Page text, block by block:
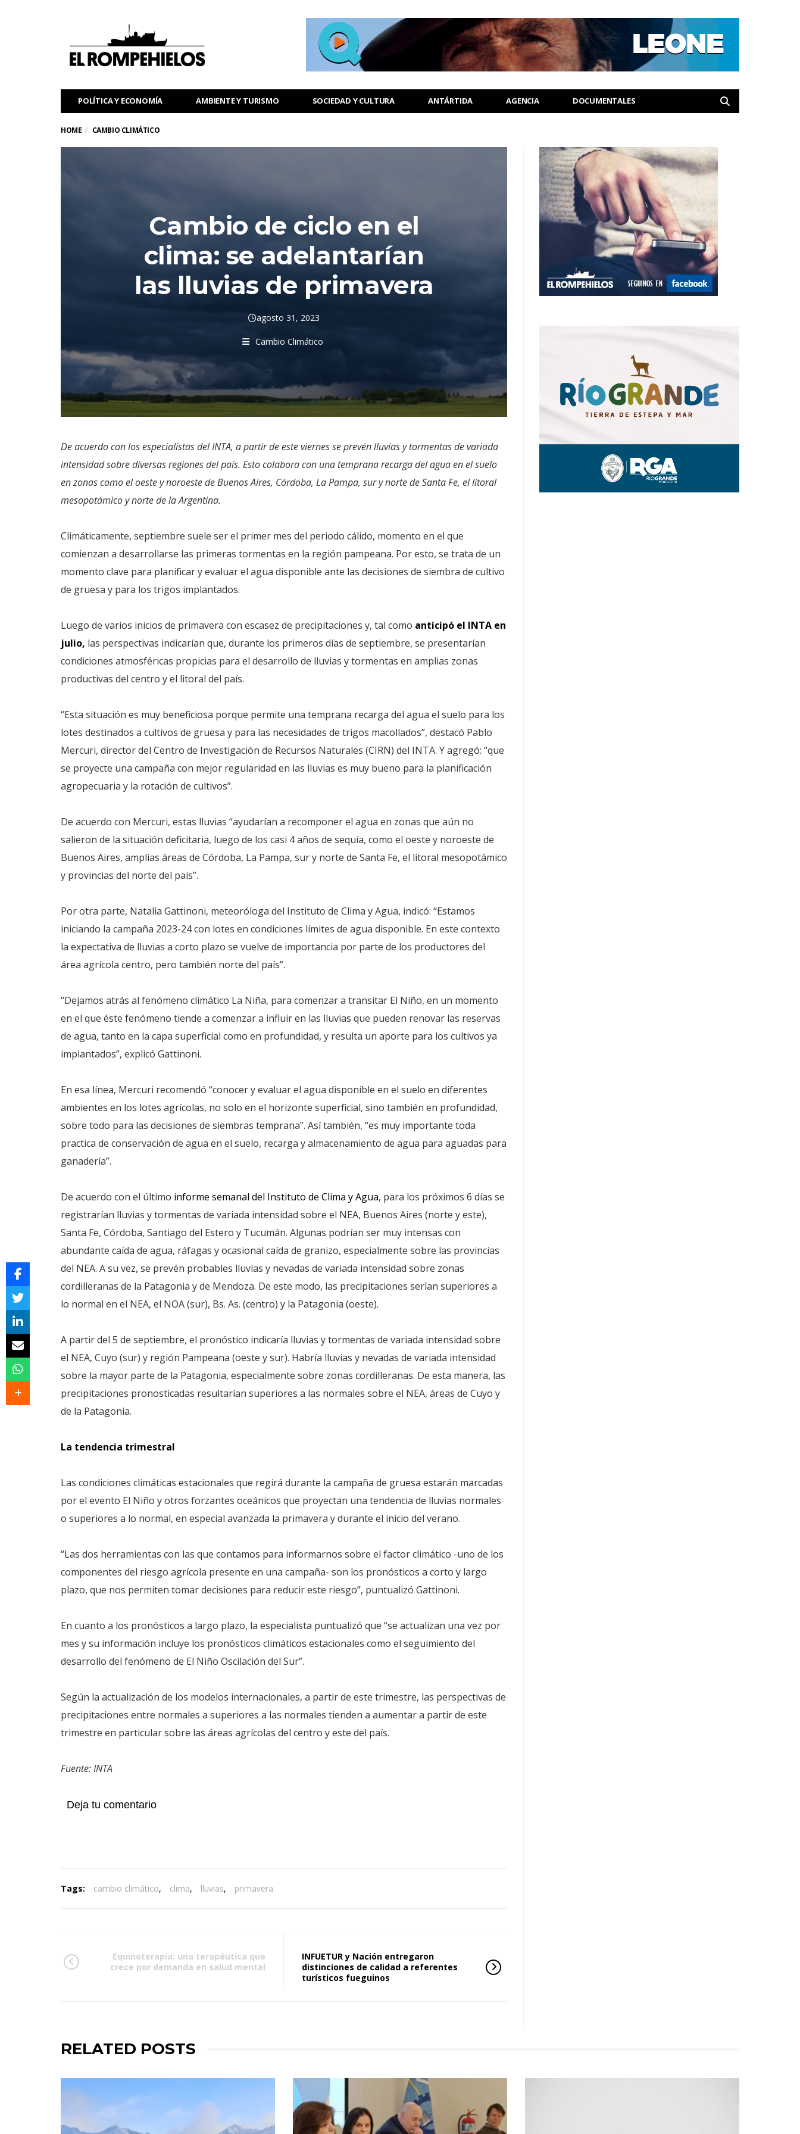
POLÍTICA Y ECONOMÍA AMBIENTE Y TURISMO SOCIEDAD Y CULTURA ANTÁRTIDA AGENCIA DOCUMENTALES
HOME CAMBIO CLIMÁTICO
Cambio de ciclo en el
clima: se adelantarían
las lluvias de primavera
agosto 31, 2023
Cambio Climático
De acuerdo con los especialistas del INTA, a partir de este viernes se prevén lluvias y tormentas de variada
intensidad sobre diversas regiones del país. Esto colabora con una temprana recarga del agua en el suelo
en zonas como el oeste y noroeste de Buenos Aires, Córdoba, La Pampa, sur y norte de Santa Fe, el litoral
mesopotámico y norte de la Argentina.
Climáticamente, septiembre suele ser el primer mes del periodo cálido, momento en el que
comienzan a desarrollarse las primeras tormentas en la región pampeana. Por esto, se trata de un
momento clave para planificar y evaluar el agua disponible ante las decisiones de siembra de cultivo
de gruesa y para los trigos implantados.
Luego de varios inicios de primavera con escasez de precipitaciones y, tal como anticipó el INTA en
julio, las perspectivas indicarían que, durante los primeros días de septiembre, se presentarían
condiciones atmosféricas propicias para el desarrollo de lluvias y tormentas en amplias zonas
productivas del centro y el litoral del país.
“Esta situación es muy beneficiosa porque permite una temprana recarga del agua el suelo para los
lotes destinados a cultivos de gruesa y para las necesidades de trigos macollados”, destacó Pablo
Mercuri, director del Centro de Investigación de Recursos Naturales (CIRN) del INTA. Y agregó: “que
se proyecte una campaña con mejor regularidad en las lluvias es muy bueno para la planificación
agropecuaria y la rotación de cultivos”.
De acuerdo con Mercuri, estas lluvias “ayudarían a recomponer el agua en zonas que aún no
salieron de la situación deficitaria, luego de los casi 4 años de sequía, como el oeste y noroeste de
Buenos Aires, amplias áreas de Córdoba, La Pampa, sur y norte de Santa Fe, el litoral mesopotámico
y provincias del norte del país”.
Por otra parte, Natalia Gattinoni, meteoróloga del Instituto de Clima y Agua, indicó: “Estamos
iniciando la campaña 2023-24 con lotes en condiciones límites de agua disponible. En este contexto
la expectativa de lluvias a corto plazo se vuelve de importancia por parte de los productores del
área agrícola centro, pero también norte del país”.
“Dejamos atrás al fenómeno climático La Niña, para comenzar a transitar El Niño, en un momento
en el que éste fenómeno tiende a comenzar a influir en las lluvias que pueden renovar las reservas
de agua, tanto en la capa superficial como en profundidad, y resulta un aporte para los cultivos ya
implantados”, explicó Gattinoni.
En esa línea, Mercuri recomendó “conocer y evaluar el agua disponible en el suelo en diferentes
ambientes en los lotes agrícolas, no solo en el horizonte superficial, sino también en profundidad,
sobre todo para las decisiones de siembras temprana”. Así también, “es muy importante toda
practica de conservación de agua en el suelo, recarga y almacenamiento de agua para aguadas para
ganadería”.
De acuerdo con el último informe semanal del Instituto de Clima y Agua, para los próximos 6 días se
registrarían lluvias y tormentas de variada intensidad sobre el NEA, Buenos Aires (norte y este),
Santa Fe, Córdoba, Santiago del Estero y Tucumán. Algunas podrían ser muy intensas con
abundante caída de agua, ráfagas y ocasional caída de granizo, especialmente sobre las provincias
del NEA. A su vez, se prevén probables lluvias y nevadas de variada intensidad sobre zonas
cordilleranas de la Patagonia y de Mendoza. De este modo, las precipitaciones serían superiores a
lo normal en el NEA, el NOA (sur), Bs. As. (centro) y la Patagonia (oeste).
A partir del 5 de septiembre, el pronóstico indicaría lluvias y tormentas de variada intensidad sobre
el NEA, Cuyo (sur) y región Pampeana (oeste y sur). Habría lluvias y nevadas de variada intensidad
sobre la mayor parte de la Patagonia, especialmente sobre zonas cordilleranas. De esta manera, las
precipitaciones pronosticadas resultarían superiores a las normales sobre el NEA, áreas de Cuyo y
de la Patagonia.
La tendencia trimestral
Las condiciones climáticas estacionales que regirá durante la campaña de gruesa estarán marcadas
por el evento El Niño y otros forzantes oceánicos que proyectan una tendencia de lluvias normales
o superiores a lo normal, en especial avanzada la primavera y durante el inicio del verano.
“Las dos herramientas con las que contamos para informarnos sobre el factor climático -uno de los
componentes del riesgo agrícola presente en una campaña- son los pronósticos a corto y largo
plazo, que nos permiten tomar decisiones para reducir este riesgo”, puntualizó Gattinoni.
En cuanto a los pronósticos a largo plazo, la especialista puntualizó que “se actualizan una vez por
mes y su información incluye los pronósticos climáticos estacionales como el seguimiento del
desarrollo del fenómeno de El Niño Oscilación del Sur”.
Según la actualización de los modelos internacionales, a partir de este trimestre, las perspectivas de
precipitaciones entre normales a superiores a las normales tienden a aumentar a partir de este
trimestre en particular sobre las áreas agrícolas del centro y este del país.
Fuente: INTA
Deja tu comentario
Tags: cambio climático, clima, lluvias, primavera
Equinoterapia: una terapéutica que
crece por demanda en salud mental
INFUETUR y Nación entregaron
distinciones de calidad a referentes
turísticos fueguinos
RELATED POSTS